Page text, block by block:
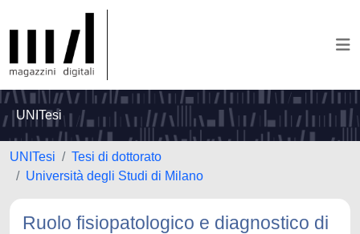
UNITesi
UNITesi
Tesi di dottorato
Università degli Studi di Milano
Ruolo fisiopatologico e diagnostico di